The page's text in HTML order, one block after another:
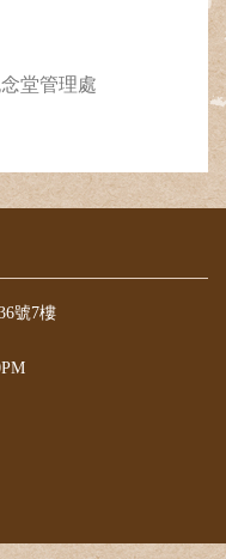
堂管理處
號7樓